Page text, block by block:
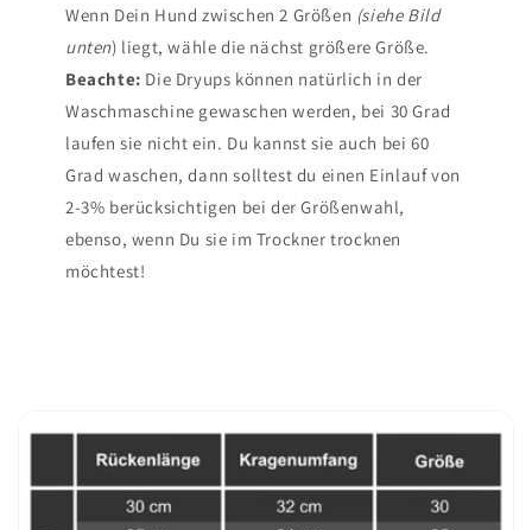
Wenn Dein Hund zwischen 2 Größen (siehe Bild
unten) liegt, wähle die nächst größere Größe.
Beachte: Die Dryups können natürlich in der
Waschmaschine gewaschen werden, bei 30 Grad
laufen sie nicht ein. Du kannst sie auch bei 60
Grad waschen, dann solltest du einen Einlauf von
2-3% berücksichtigen bei der Größenwahl,
ebenso, wenn Du sie im Trockner trocknen
möchtest!